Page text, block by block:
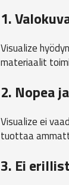
1.
Visualize
materiaalit
2. Nopea
Visualize ei
tuottaa
3. Ei